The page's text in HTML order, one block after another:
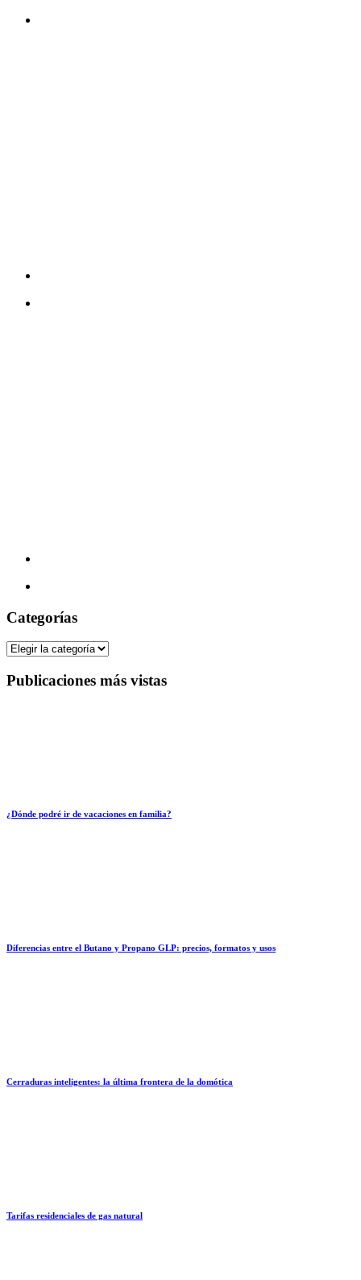
Categorías
Categorías
Publicaciones más vistas
¿Dónde podré ir de vacaciones en familia?
Diferencias entre el Butano y Propano GLP: precios, formatos y usos
Cerraduras inteligentes: la última frontera de la domótica
Tarifas residenciales de gas natural